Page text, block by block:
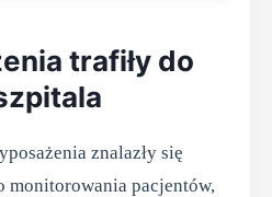
trafiły do
znalazły się
monitorowania pacjentów,